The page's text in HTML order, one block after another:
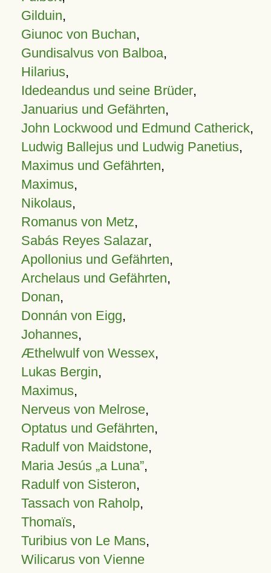
Gilduin,
Giunoc von Buchan,
Gundisalvus von Balboa,
Hilarius,
Idedeandus und seine Brüder,
Januarius und Gefährten,
John Lockwood und Edmund Catherick,
Ludwig Ballejus und Ludwig Panetius,
Maximus und Gefährten,
Maximus,
Nikolaus,
Romanus von Metz,
Sabás Reyes Salazar,
Apollonius und Gefährten,
Archelaus und Gefährten,
Donan,
Donnán von Eigg,
Johannes,
Æthelwulf von Wessex,
Lukas Bergin,
Maximus,
Nerveus von Melrose,
Optatus und Gefährten,
Radulf von Maidstone,
Maria Jesús „a Luna”,
Radulf von Sisteron,
Tassach von Raholp,
Thomaïs,
Turibius von Le Mans,
Wilicarus von Vienne